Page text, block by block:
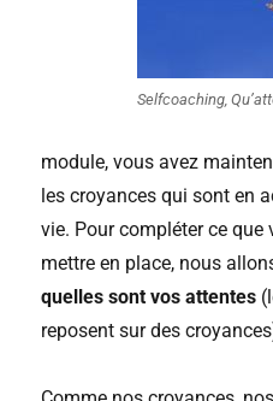
Selfcoaching,
module, vous avez
les croyances qui sont en
vie. Pour compléter ce que
mettre en place, nous
quelles sont vos attentes
reposent sur des